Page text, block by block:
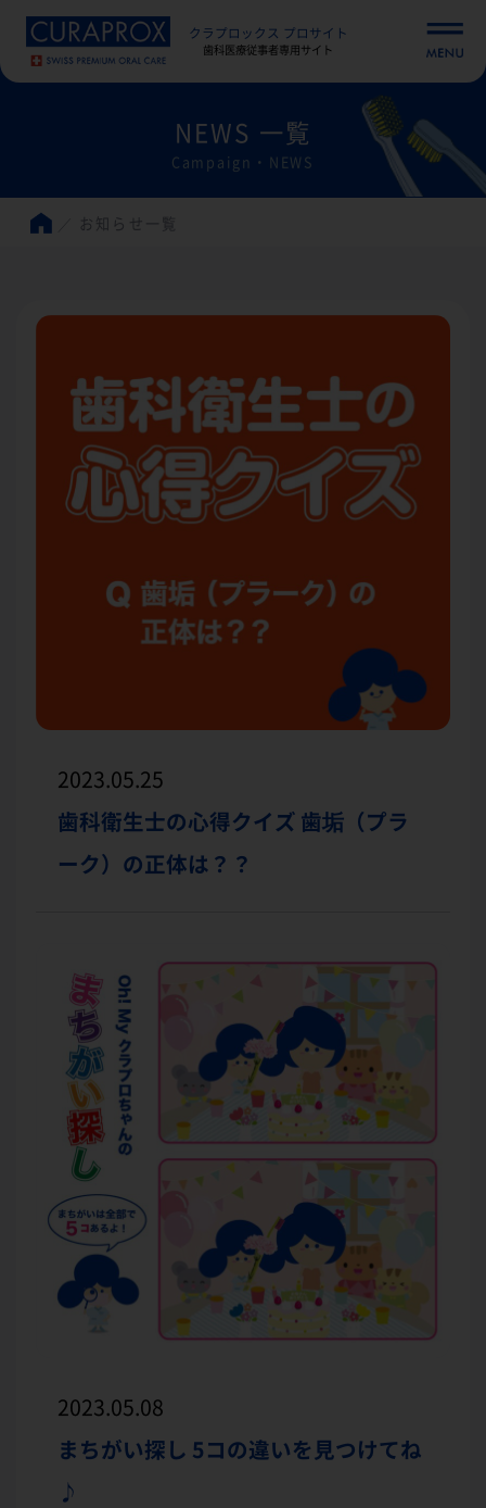
クラプロックス プロサイト
歯科医療従事者専用サイト
NEWS 一覧
Campaign・NEWS
お知らせ一覧
2023.05.25
歯科衛生士の心得クイズ 歯垢（プラ
ーク）の正体は？？
2023.05.08
まちがい探し 5コの違いを見つけてね
♪